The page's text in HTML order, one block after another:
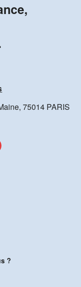
75014 PARIS
?